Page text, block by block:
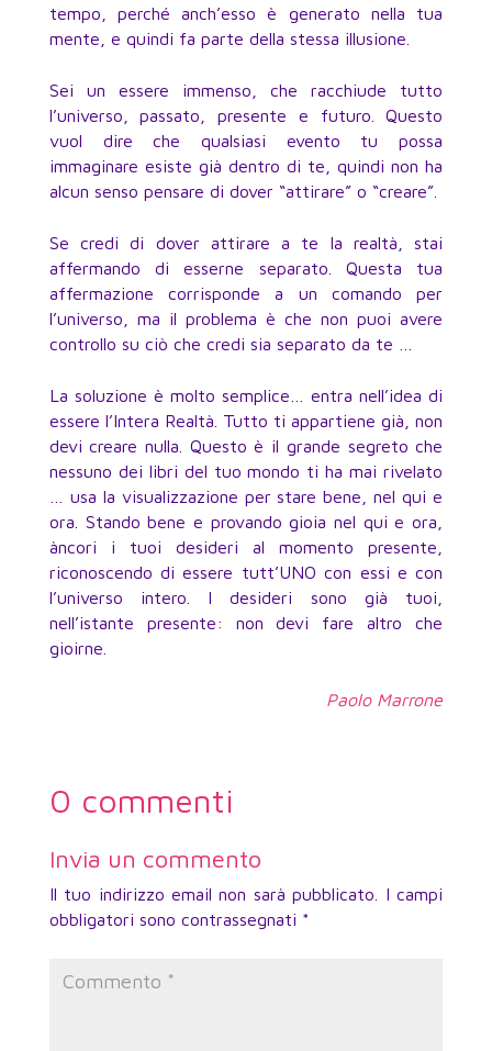
tempo, perché anch’esso è generato nella tua
mente, e quindi fa parte della stessa illusione.
Sei un essere immenso, che racchiude tutto
l’universo, passato, presente e futuro. Questo
vuol dire che qualsiasi evento tu possa
immaginare esiste già dentro di te, quindi non ha
alcun senso pensare di dover “attirare” o “creare”.
Se credi di dover attirare a te la realtà, stai
affermando di esserne separato. Questa tua
affermazione corrisponde a un comando per
l’universo, ma il problema è che non puoi avere
controllo su ciò che credi sia separato da te …
La soluzione è molto semplice… entra nell’idea di
essere l’Intera Realtà. Tutto ti appartiene già, non
devi creare nulla. Questo è il grande segreto che
nessuno dei libri del tuo mondo ti ha mai rivelato
… usa la visualizzazione per stare bene, nel qui e
ora. Stando bene e provando gioia nel qui e ora,
àncori i tuoi desideri al momento presente,
riconoscendo di essere tutt’UNO con essi e con
l’universo intero. I desideri sono già tuoi,
nell’istante presente: non devi fare altro che
gioirne.
Paolo Marrone
0 commenti
Invia un commento
Il tuo indirizzo email non sarà pubblicato.
I campi
obbligatori sono contrassegnati *